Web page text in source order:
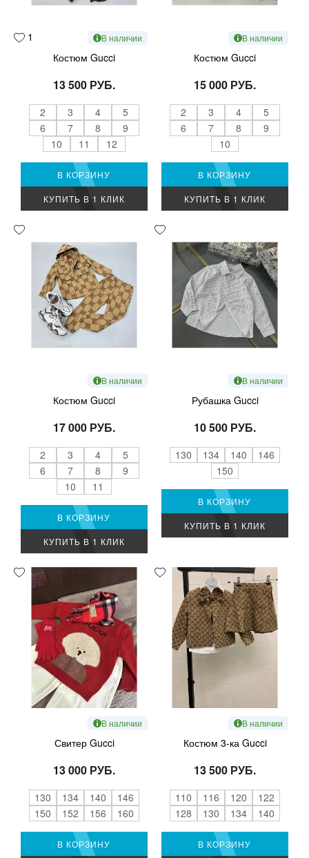
1 В наличии
Костюм Gucci
13 500 РУБ.
2 3 4
5
6
7 8
9
10
11 12
В КОРЗИНУ
КУПИТЬ В 1 КЛИК
В наличии
Костюм Gucci
15 000 РУБ.
2 3 4
5
6
7 8
9
10
В КОРЗИНУ
КУПИТЬ В 1 КЛИК
В наличии
Костюм Gucci
17 000 РУБ.
2 3 4
5
6
7 8
9
10
11
В КОРЗИНУ
КУПИТЬ В 1 КЛИК
В наличии
Рубашка Gucci
10 500 РУБ.
130 134 140
146
150
В КОРЗИНУ
КУПИТЬ В 1 КЛИК
В наличии
Свитер Gucci
13 000 РУБ.
130 134 140
146
150
152 156 160
В КОРЗИНУ
В наличии
Костюм 3-ка Gucci
13 500 РУБ.
110 116 120
122
128
130 134 140
В КОРЗИНУ